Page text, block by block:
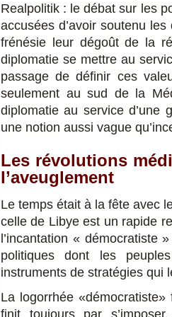
Realpolitik : le débat sur les
accusées d’avoir soutenu
frénésie leur dégoût de la
diplomatie se mettre au
passage de définir ces
seulement au sud de la
diplomatie au service d’une
une notion aussi vague
Les révolutions
l’aveuglement
Le temps était à la fête avec
celle de Libye est un rapide
l’incantation « démocratiste
politiques dont les
instruments de stratégies qui
La logorrhée